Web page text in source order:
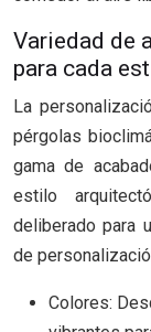
Variedad de
para cada
La
pérgolas
gama de
estilo
deliberado para
de
Colores: